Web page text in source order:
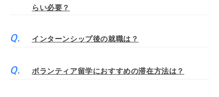
らい必要？
インターンシップ後の就職は？
ボランティア留学におすすめの滞在方法は？